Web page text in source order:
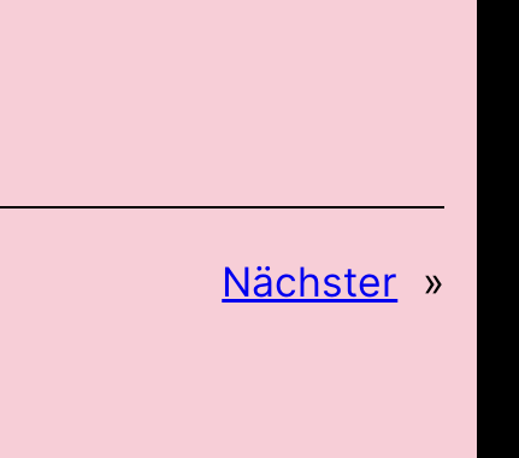
Nächster »